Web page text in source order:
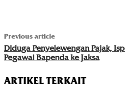
Previous article
Diduga Penyelewengan Pajak,
Pegawai Bapenda ke Jaksa
ARTIKEL TERKAIT